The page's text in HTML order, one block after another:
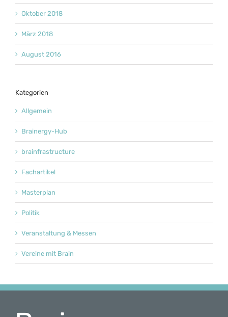
Oktober 2018
März 2018
August 2016
Kategorien
Allgemein
Brainergy-Hub
brainfrastructure
Fachartikel
Masterplan
Politik
Veranstaltung & Messen
Vereine mit Brain